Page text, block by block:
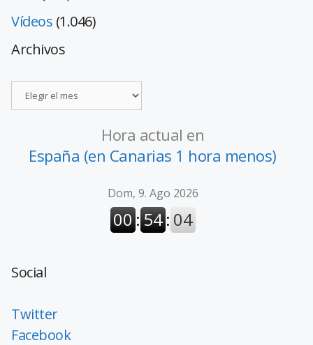
Vídeos (1.046)
Archivos
Hora actual en
España (en Canarias 1 hora menos)
Social
Twitter
Facebook